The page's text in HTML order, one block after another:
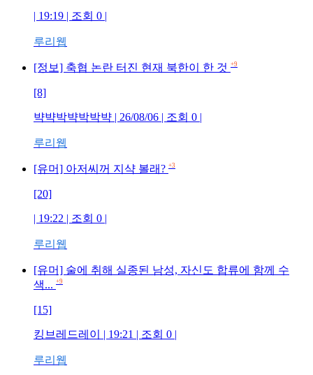
| 19:19 | 조회 0 |
루리웹
[정보] 축협 논란 터진 현재 북한이 한 것 +9
[8]
뱍뱍박뱍박박뱍 | 26/08/06 | 조회 0 |
루리웹
[유머] 아저씨꺼 지샥 볼래? +3
[20]
| 19:22 | 조회 0 |
루리웹
[유머] 술에 취해 실종된 남성, 자신도 합류에 함께 수
색... +9
[15]
킹브레드레이 | 19:21 | 조회 0 |
루리웹